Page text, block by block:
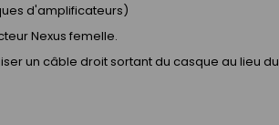
d'amplificateurs)
Nexus femelle.
un câble droit sortant du casque au lieu du